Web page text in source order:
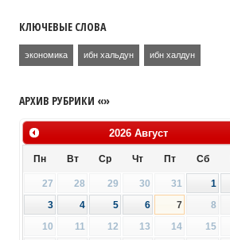
КЛЮЧЕВЫЕ СЛОВА
экономика ибн хальдун ибн халдун
АРХИВ РУБРИКИ «»
2026 Август
Пн Вт Ср Чт Пт Сб
27 28 29 30 31 1
3
4 5 6 7 8
10
11 12 13 14 15